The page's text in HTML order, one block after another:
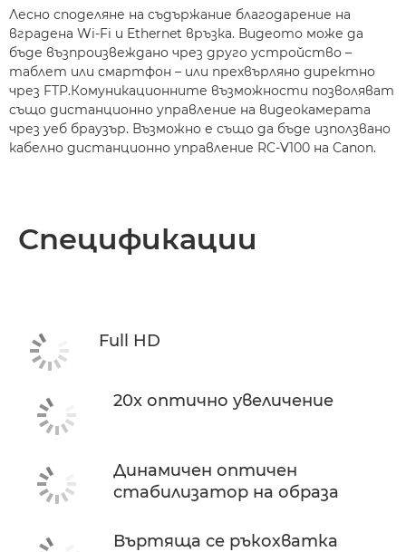
Лесно споделяне на съдържание благодарение на
вградена Wi-Fi и Ethernet връзка. Видеото може да
бъде възпроизвеждано чрез друго устройство –
таблет или смартфон – или прехвърляно директно
чрез FTP.Комуникационните възможности позволяват
също дистанционно управление на видеокамерата
чрез уеб браузър. Възможно е също да бъде използвано
кабелно дистанционно управление RC-V100 на Canon.
Спецификации
Full HD
20x оптично увеличение
Динамичен оптичен
стабилизатор на образа
Въртяща се ръкохватка